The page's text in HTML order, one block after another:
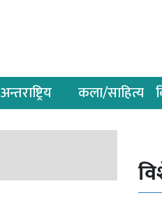
अन्तराष्ट्रिय कला/साहित्य